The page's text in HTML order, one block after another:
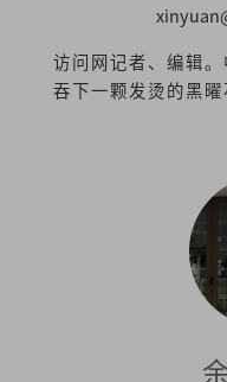
访问网记者、编辑
吞下一颗发烫的黑曜